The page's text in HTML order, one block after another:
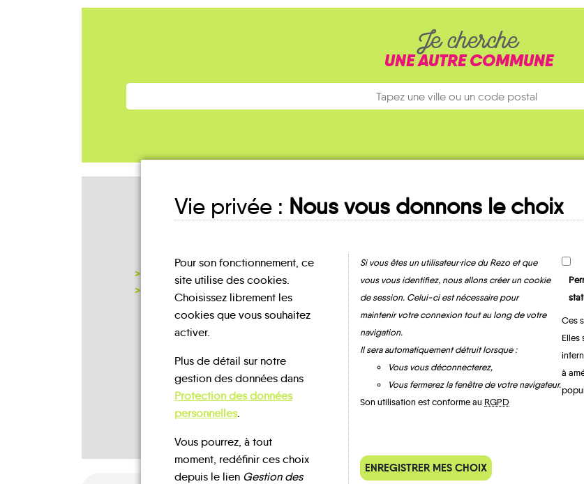
Je cherche
UNE AUTRE COMMUNE
Mes lieux
MAIRIE LOREY
NOTRE PAGE D'INSCRIPTION
Ma fiche
Lorey
Vie privée : Nous vous donnons le choix
Pour son fonctionnement, ce
site utilise des cookies.
Choisissez librement les
cookies que vous souhaitez
activer.
Plus de détail sur notre
gestion des données dans
Protection des données
personnelles.
Vous pourrez, à tout
moment, redéfinir ces choix
depuis le lien Gestion des
Si vous êtes un utilisateur·rice du Rezo et que
vous vous identifiez, nous allons créer un cookie
de session. Celui-ci est nécessaire pour
maintenir votre connexion tout au long de votre
navigation.
Il sera automatiquement détruit lorsque :
Vous vous déconnecterez,
Vous fermerez la fenêtre de votre navigateur.
Son utilisation est conforme au RGPD
Ces
Elles
à
ENREGISTRER MES CHOIX